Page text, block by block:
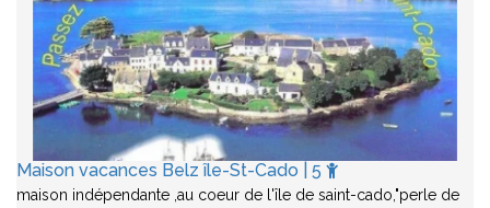
Maison vacances Belz île-St-Cado | 5
maison indépendante ,au coeur de l'île de saint-cado,"perle de